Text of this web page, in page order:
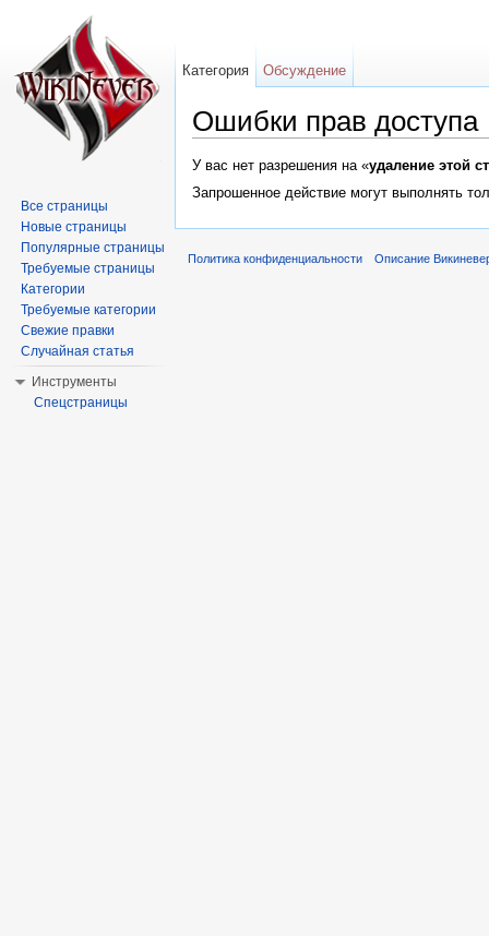
Ошибки прав доступа
У вас нет разрешения на «удаление этой
Запрошенное действие могут выполнять
Категория Обсуждение
Все страницы
Новые страницы
Популярные страницы
Требуемые страницы
Категории
Требуемые категории
Свежие правки
Случайная статья
Инструменты
Спецстраницы
Политика конфиденциальности Описание